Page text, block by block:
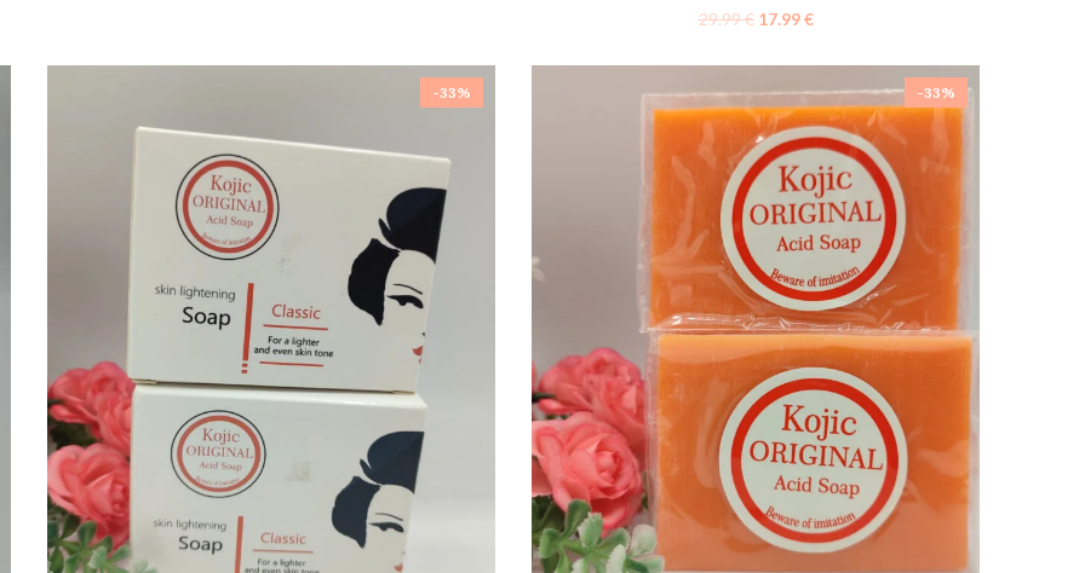
29.99€ 17.99€
-33% -33%